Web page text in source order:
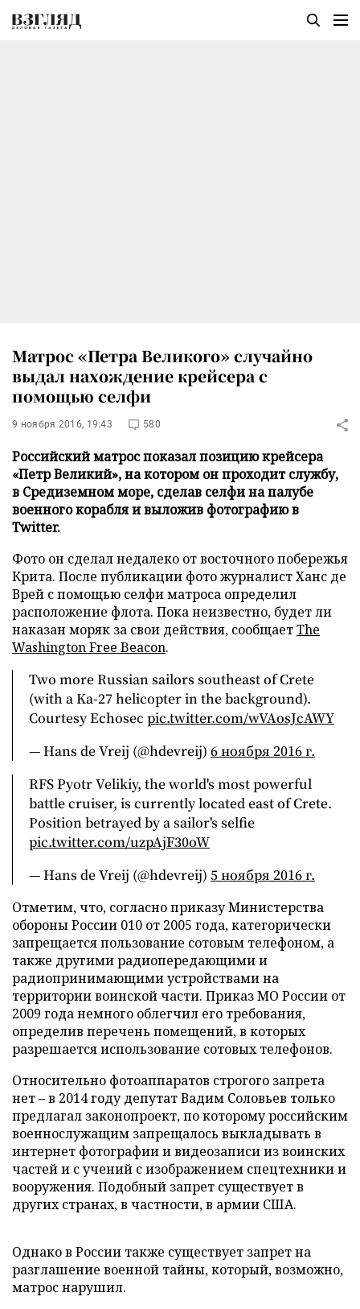
Матрос «Петра Великого» случайно
выдал нахождение крейсера с
помощью селфи
9 ноября 2016, 19:43 580
Российский матрос показал позицию крейсера
«Петр Великий», на котором он проходит службу,
в Средиземном море, сделав селфи на палубе
военного корабля и выложив фотографию в
Twitter.
Фото он сделал недалеко от восточного побережья
Крита. После публикации фото журналист Ханс де
Врей с помощью селфи матроса определил
расположение флота. Пока неизвестно, будет ли
наказан моряк за свои действия, сообщаетThe
Washington Free Beacon.
Two more Russian sailors southeast of Crete
(with a Ka-27 helicopter in the background).
Courtesy Echosec pic.twitter.com/wVAosJcAWY
— Hans de Vreij (@hdevreij) 6 ноября 2016 г.
RFS Pyotr Velikiy, the world's most powerful
battle cruiser, is currently located east of Crete.
Position betrayed by a sailor's selfie
pic.twitter.com/uzpAjF30oW
— Hans de Vreij (@hdevreij) 5 ноября 2016 г.
Отметим, что, согласно приказу Министерства
обороны России 010 от 2005 года, категорически
запрещается пользование сотовым телефоном, а
также другими радиопередающими и
радиопринимающими устройствами на
территории воинской части. Приказ МО России от
2009 года немного облегчил его требования,
определив перечень помещений, в которых
разрешается использование сотовых телефонов.
Относительно фотоаппаратов строгого запрета
нет – в 2014 году депутат Вадим Соловьев только
предлагал законопроект, по которому российским
военнослужащим запрещалось выкладывать в
интернет фотографии и видеозаписи из воинских
частей и с учений с изображением спецтехники и
вооружения. Подобный запрет существует в
других странах, в частности, в армии США.
Однако в России также существует запрет на
разглашение военной тайны, который, возможно,
матрос нарушил.